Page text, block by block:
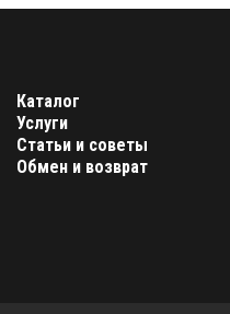
Каталог
Услуги
Статьи и советы
Обмен и возврат